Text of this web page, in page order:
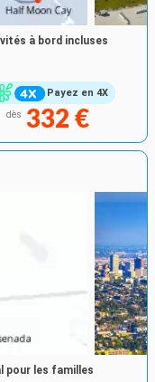
Payez en 4X
à bord incluses
dès 332 €
pour les familles